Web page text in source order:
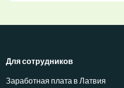
Для сотрудников
Заработная плата в Латвия